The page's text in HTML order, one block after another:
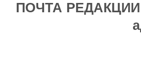
ПОЧТА РЕДАКЦИИ